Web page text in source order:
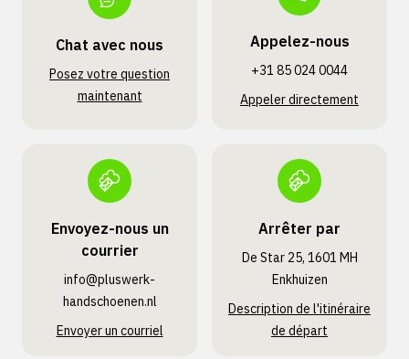
Chat avec nous
Posez votre question
maintenant
Appelez-nous
+31 85 024 0044
Appeler directement
Envoyez-nous un
courrier
info@pluswerk­
handschoenen.nl
Envoyer un courriel
Arrêter par
De Star 25, 1601 MH
Enkhuizen
Description de l'itinéraire
de départ